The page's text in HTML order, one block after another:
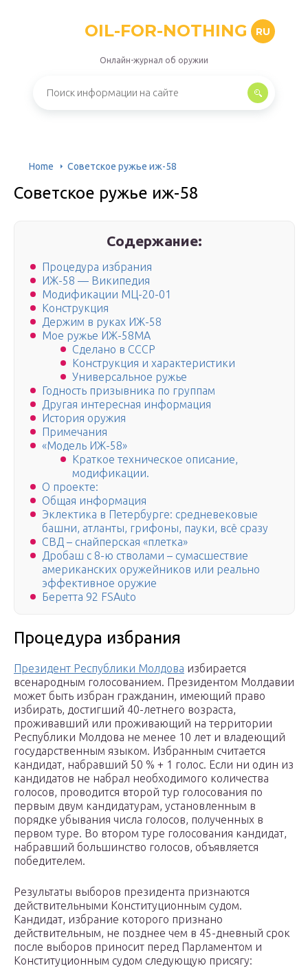
OIL-FOR-NOTHING RU
Онлайн-журнал об оружии
Home Советское ружье иж-58
Советское ружье иж-58
Содержание:
Процедура избрания
ИЖ-58 — Википедия
Модификации МЦ-20-01
Конструкция
Держим в руках ИЖ-58
Мое ружье ИЖ-58МА
Сделано в СССР
Конструкция и характеристики
Универсальное ружье
Годность призывника по группам
Другая интересная информация
История оружия
Примечания
«Модель ИЖ-58»
Краткое техническое описание,
модификации.
О проекте:
Общая информация
Эклектика в Петербурге: средневековые
башни, атланты, грифоны, пауки, всё сразу
СВД – снайперская «плетка»
Дробаш с 8-ю стволами – сумасшествие
американских оружейников или реально
эффективное оружие
Беретта 92 FSAuto
Процедура избрания
Президент Республики Молдова избирается
всенародным голосованием. Президентом Молдавии
может быть избран гражданин, имеющий право
избирать, достигший 40-летнего возраста,
проживавший или проживающий на территории
Республики Молдова не менее 10 лет и владеющий
государственным языком. Избранным считается
кандидат, набравший 50 % + 1 голос. Если ни один из
кандидатов не набрал необходимого количества
голосов, проводится второй тур голосования по
первым двум кандидатурам, установленным в
порядке убывания числа голосов, полученных в
первом туре. Во втором туре голосования кандидат,
набравший большинство голосов, объявляется
победителем.
Результаты выборов президента признаются
действительными Конституционным судом.
Кандидат, избрание которого признано
действительным, не позднее чем в 45-дневный срок
после выборов приносит перед Парламентом и
Конституционным судом следующую присягу: